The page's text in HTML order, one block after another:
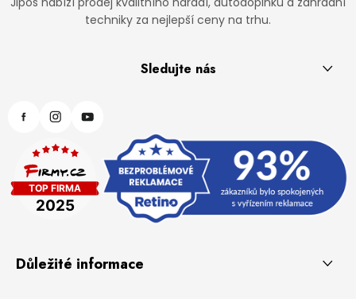
techniky za nejlepší ceny na trhu.
Sledujte nás
Důležité informace